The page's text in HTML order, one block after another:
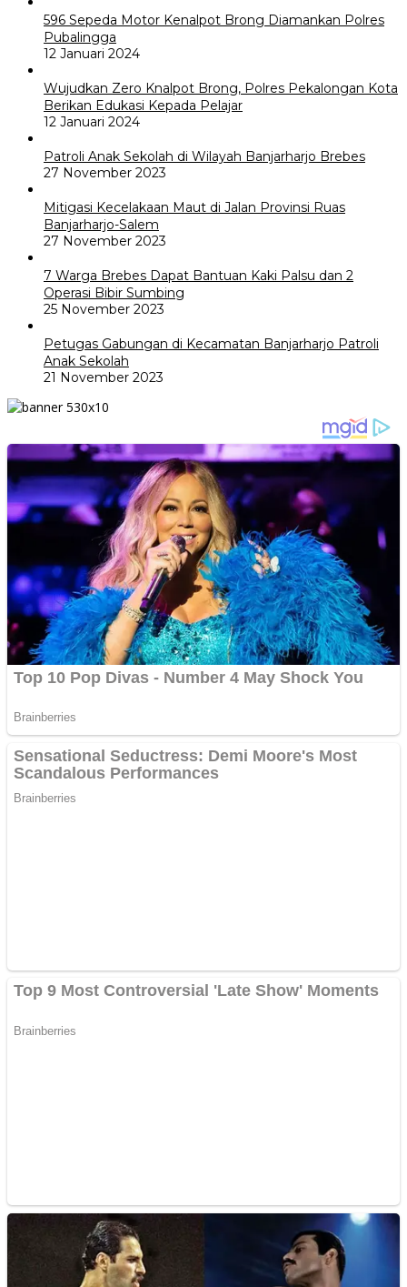
596 Sepeda Motor Kenalpot Brong Diamankan Polres
Pubalingga
12 Januari 2024
Wujudkan Zero Knalpot Brong, Polres Pekalongan Kota
Berikan Edukasi Kepada Pelajar
12 Januari 2024
Patroli Anak Sekolah di Wilayah Banjarharjo Brebes
27 November 2023
Mitigasi Kecelakaan Maut di Jalan Provinsi Ruas
Banjarharjo-Salem
27 November 2023
7 Warga Brebes Dapat Bantuan Kaki Palsu dan 2
Operasi Bibir Sumbing
25 November 2023
Petugas Gabungan di Kecamatan Banjarharjo Patroli
Anak Sekolah
21 November 2023